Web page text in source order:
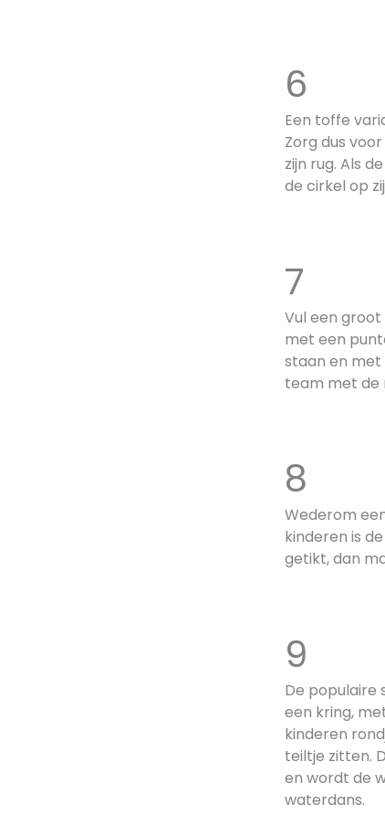
6
Een toffe
Zorg dus
zijn rug. Als
de cirkel op
7
Vul een
met een
staan en
team met de
8
Wederom
kinderen is
getikt, dan
9
De populaire
een kring,
kinderen
teiltje zitten.
en wordt de
waterdans.